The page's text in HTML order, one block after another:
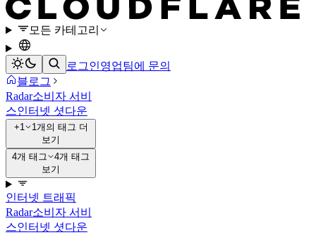
모든 카테고리
로그인영업팀에 문의
블로그
Radar소비자 서비
스인터넷 셧다운
+1
1개의 태그 더
보기
4개 태그
4개 태그
보기
인터넷 트래픽
Radar소비자 서비
스인터넷 셧다운